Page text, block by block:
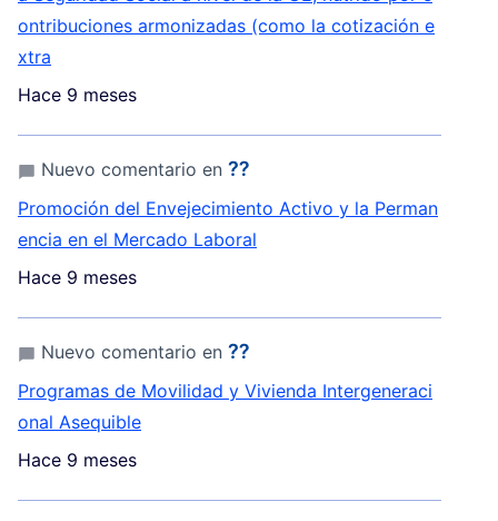
Hace 9 meses
ontribuciones armonizadas (como la cotización e
xtra
Hace 9 meses
Nuevo comentario en ⁇
Promoción del Envejecimiento Activo y la Perman
encia en el Mercado Laboral
Hace 9 meses
Nuevo comentario en ⁇
Programas de Movilidad y Vivienda Intergeneraci
onal Asequible